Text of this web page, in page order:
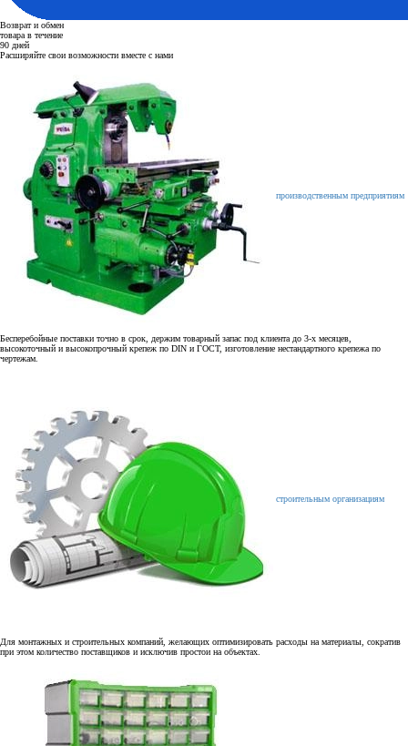
Возврат и обмен
товара в течение
90 дней
Расширяйте свои возможности вместе с нами
производственным предприятиям
Бесперебойные поставки точно в срок, держим товарный запас под клиента до 3-х месяцев,
высокоточный и высокопрочный крепеж по DIN и ГОСТ, изготовление нестандартного крепежа по
чертежам.
строительным организациям
Для монтажных и строительных компаний, желающих оптимизировать расходы на материалы, сократив
при этом количество поставщиков и исключив простои на объектах.